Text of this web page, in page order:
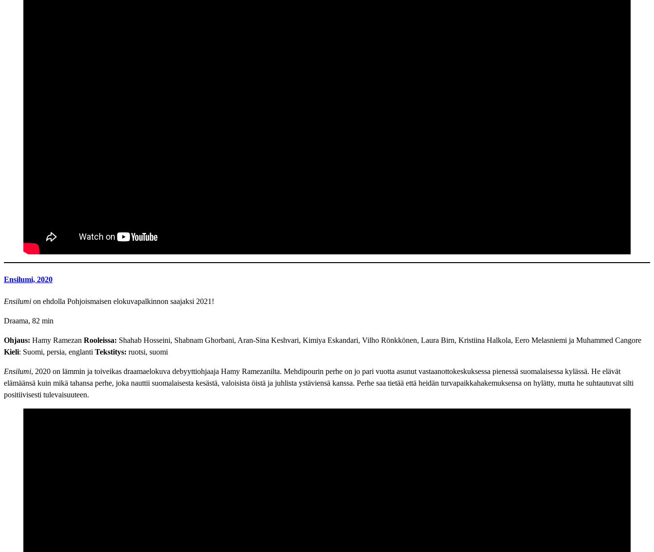
Ensilumi, 2020
Ensilumi on ehdolla Pohjoismaisen elokuvapalkinnon saajaksi 2021!
Draama, 82 min
Ohjaus: Hamy Ramezan Rooleissa: Shahab Hosseini, Shabnam Ghorbani, Aran-Sina Keshvari, Kimiya Eskandari, Vilho Rönkkönen, Laura Birn, Kristiina Halkola, Eero Melasniemi ja Muhammed Cangore
Kieli: Suomi, persia, englanti Tekstitys: ruotsi, suomi
Ensilumi, 2020 on lämmin ja toiveikas draamaelokuva debyyttiohjaaja Hamy Ramezanilta. Mehdipourin perhe on jo pari vuotta asunut vastaanottokeskuksessa pienessä suomalaisessa kylässä. He elävät
elämäänsä kuin mikä tahansa perhe, joka nauttii suomalaisesta kesästä, valoisista öistä ja juhlista ystäviensä kanssa. Perhe saa tietää että heidän turvapaikkahakemuksensa on hylätty, mutta he suhtautuvat silti
positiivisesti tulevaisuuteen.